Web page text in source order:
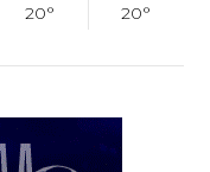
20°
20°